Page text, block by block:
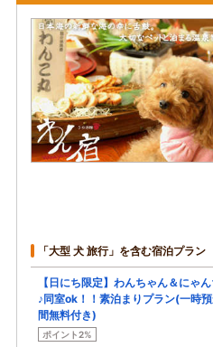
「大型 犬 旅行」を含む宿泊プラン
【日にち限定】わんちゃん＆にゃ
♪同室ok！！素泊まりプラン(一時
間無料付き)
ポイント2%